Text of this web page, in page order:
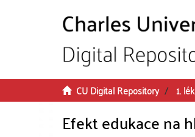
CU Digital Repository 1.
Efekt edukace na